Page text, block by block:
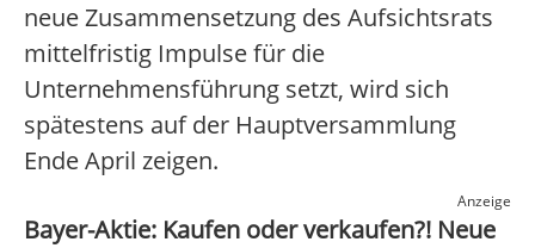
neue Zusammensetzung des Aufsichtsrats
mittelfristig Impulse für die
Unternehmensführung setzt, wird sich
spätestens auf der Hauptversammlung
Ende April zeigen.
Anzeige
Bayer-Aktie: Kaufen oder verkaufen?! Neue